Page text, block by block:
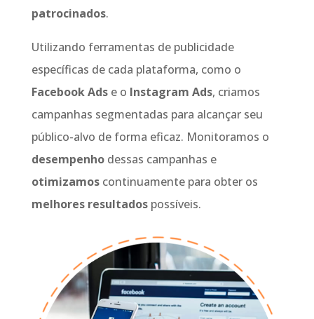
patrocinados.
Utilizando ferramentas de publicidade
específicas de cada plataforma, como o
Facebook Adse o Instagram Ads, criamos
campanhas segmentadas para alcançar seu
público-alvo de forma eficaz. Monitoramos o
desempenhodessas campanhas e
otimizamoscontinuamente para obter os
melhores resultadospossíveis.